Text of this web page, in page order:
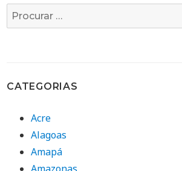
Busca
por:
CATEGORIAS
Acre
Alagoas
Amapá
Amazonas